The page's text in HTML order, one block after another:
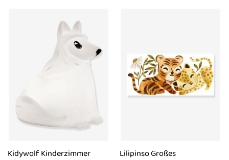
Kidywolf Kinderzimmer
Lilipinso Großes